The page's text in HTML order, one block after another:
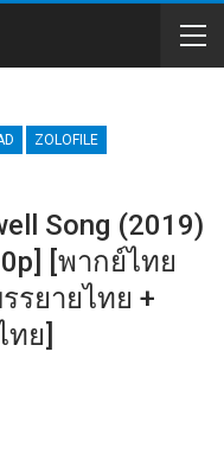
ZOLOFILE
Song (2019)
[พากย์ไทย
รยายไทย +
ทย]